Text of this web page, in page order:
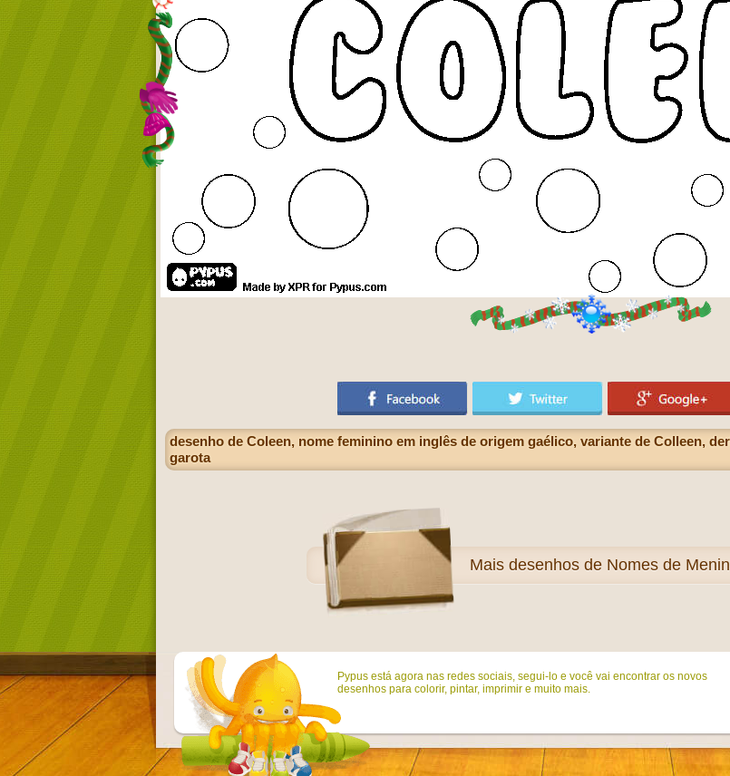
desenho de Coleen, nome feminino em inglês de origem gaélico, variante de Colleen,
garota
Mais desenhos de Nomes de
Pypus está agora nas redes sociais, segui-lo e você vai encontrar os novos
desenhos para colorir, pintar, imprimir e muito mais.